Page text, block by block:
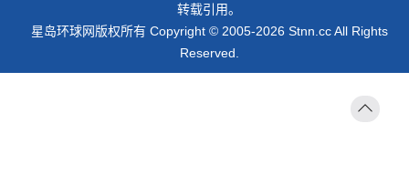
转载引用。
星岛环球网版权所有 Copyright © 2005-2026 Stnn.cc All Rights
Reserved.